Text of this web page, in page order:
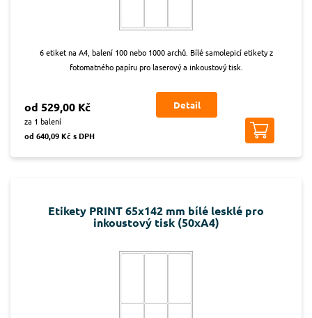
6 etiket na A4, balení 100 nebo 1000 archů. Bílé samolepicí etikety z
fotomatného papíru pro laserový a inkoustový tisk.
od 529,00 Kč
za 1 balení
od 640,09 Kč s DPH
Detail
Etikety PRINT 65x142 mm bílé lesklé pro
inkoustový tisk (50xA4)